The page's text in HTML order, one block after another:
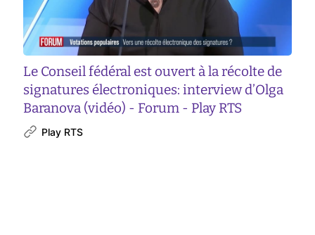
Le Conseil fédéral est ouvert à la récolte de
signatures électroniques: interview d’Olga
Baranova (vidéo) - Forum - Play RTS
Play RTS